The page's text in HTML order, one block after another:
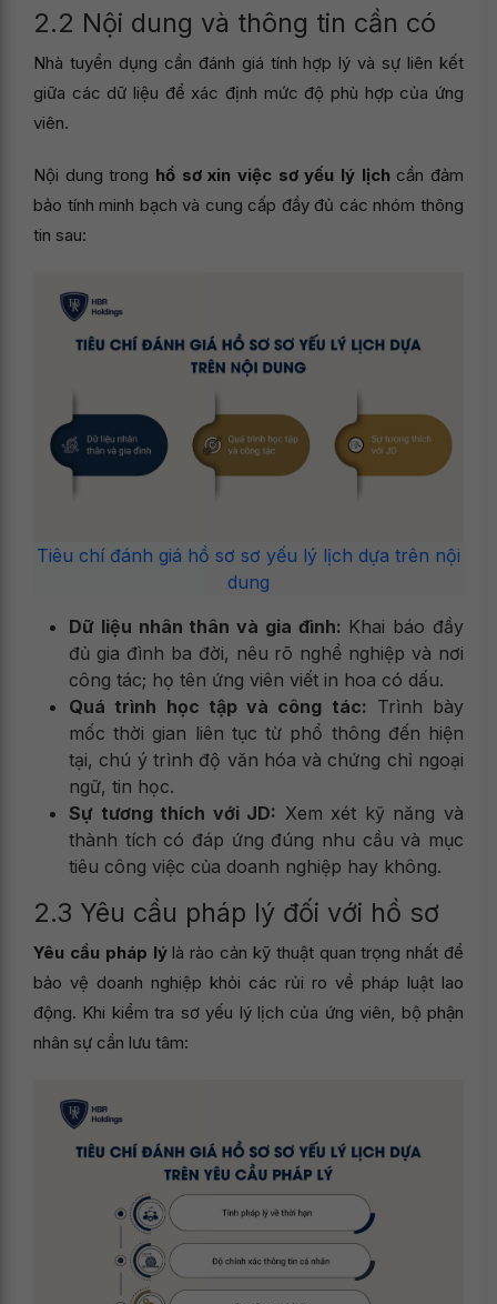
2.2 Nội dung và thông tin cần có
Nhà tuyển dụng cần đánh giá tính hợp lý và sự liên kết
giữa các dữ liệu để xác định mức độ phù hợp của ứng
viên.
Nội dung trong hồ sơ xin việc sơ yếu lý lịch cần đảm
bảo tính minh bạch và cung cấp đầy đủ các nhóm thông
tin sau:
Tiêu chí đánh giá hồ sơ sơ yếu lý lịch dựa trên nội
dung
Dữ liệu nhân thân và gia đình: Khai báo đầy
đủ gia đình ba đời, nêu rõ nghề nghiệp và nơi
công tác; họ tên ứng viên viết in hoa có dấu.
Quá trình học tập và công tác: Trình bày
mốc thời gian liên tục từ phổ thông đến hiện
tại, chú ý trình độ văn hóa và chứng chỉ ngoại
ngữ, tin học.
Sự tương thích với JD: Xem xét kỹ năng và
thành tích có đáp ứng đúng nhu cầu và mục
tiêu công việc của doanh nghiệp hay không.
2.3 Yêu cầu pháp lý đối với hồ sơ
Yêu cầu pháp lý là rào cản kỹ thuật quan trọng nhất để
bảo vệ doanh nghiệp khỏi các rủi ro về pháp luật lao
động. Khi kiểm tra sơ yếu lý lịch của ứng viên, bộ phận
nhân sự cần lưu tâm: